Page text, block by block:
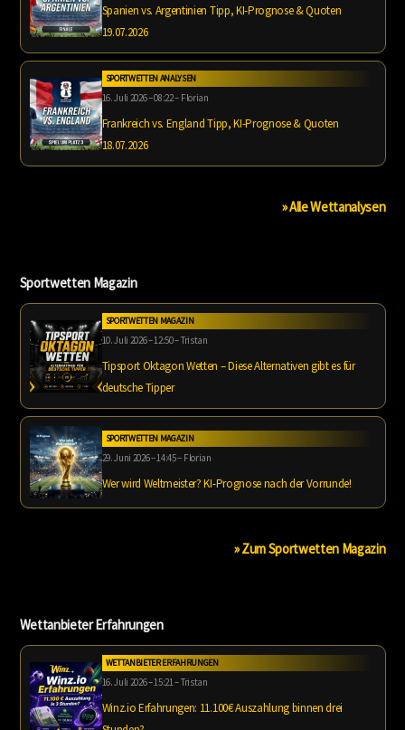
Spanien vs. Argentinien Tipp, KI-Prognose & Quoten
19.07.2026
SPORTWETTEN ANALYSEN
16. Juli 2026 – 08:22 – Florian
Frankreich vs. England Tipp, KI-Prognose & Quoten
18.07.2026
» Alle Wettanalysen
Sportwetten Magazin
SPORTWETTEN MAGAZIN
10. Juli 2026 – 12:50 – Tristan
Tipsport Oktagon Wetten – Diese Alternativen gibt es für
deutsche Tipper
SPORTWETTEN MAGAZIN
29. Juni 2026 – 14:45 – Florian
Wer wird Weltmeister? KI-Prognose nach der Vorrunde!
» Zum Sportwetten Magazin
Wettanbieter Erfahrungen
WETTANBIETER ERFAHRUNGEN
16. Juli 2026 – 15:21 – Tristan
Winz.io Erfahrungen: 11.100€ Auszahlung binnen drei